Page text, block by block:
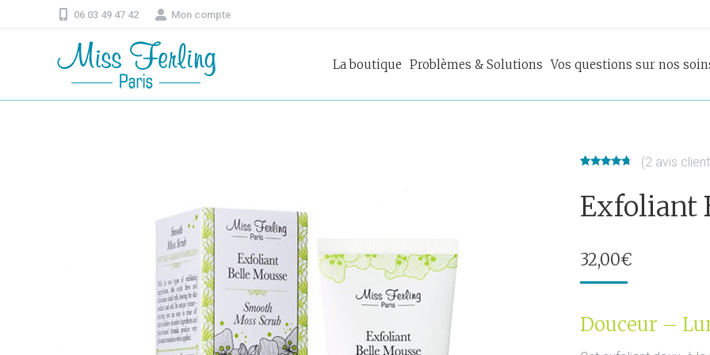
06 03 49 47 42 Mon compte
La boutique Problèmes & Solutions Vos questions sur nos
Exfoliant
32,00€
basé sur
notations
(2 avis
Douceur –